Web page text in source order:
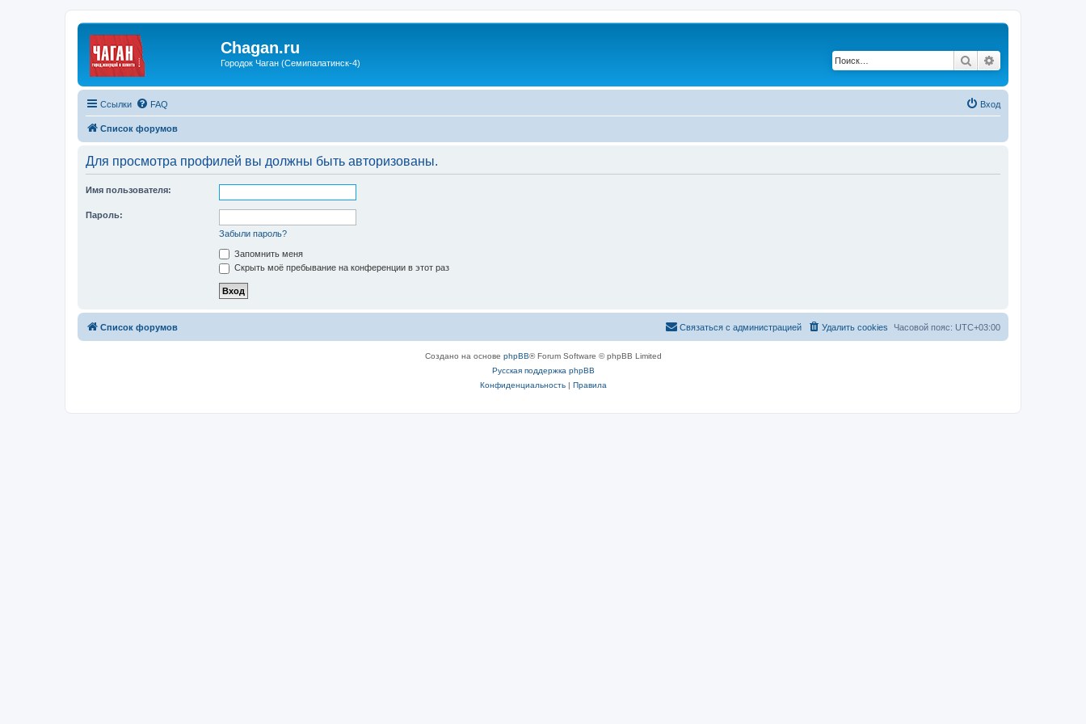
Chagan.ru
Городок Чаган (Семипалатинск-4) Поиск
Ссылки FAQ Вход
Список форумов
Для просмотра профилей вы должны быть авторизованы.
Имя пользователя:
Пароль:
Забыли пароль?
Запомнить меня
Скрыть моё пребывание на конференции в этот раз
Список форумов Часовой пояс: UTC+03:00
Удалить cookies
Связаться с администрацией
Создано на основе phpBB® Forum Software © phpBB Limited
Русская поддержка phpBB
Конфиденциальность| Правила